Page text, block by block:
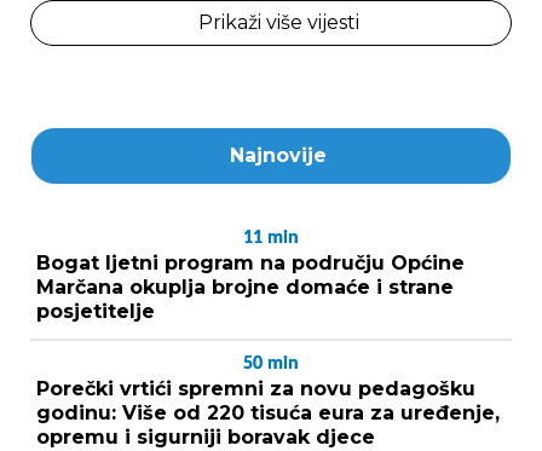
Prikaži više vijesti
Najnovije
11 min
Bogat ljetni program na području Općine
Marčana okuplja brojne domaće i strane
posjetitelje
50 min
Porečki vrtići spremni za novu pedagošku
godinu: Više od 220 tisuća eura za uređenje,
opremu i sigurniji boravak djece